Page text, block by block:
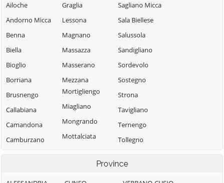
Ailoche
Andorno Micca
Benna
Biella
Bioglio
Borriana
Brusnengo
Callabiana
Camandona
Camburzano
Campiglia Cervo
Graglia
Lessona
Magnano
Massazza
Masserano
Mezzana
Mortigliengo
Miagliano
Mongrando
Mottalciata
Muzzano
Occhieppo
Sagliano Micca
Sala Biellese
Salussola
Sandigliano
Sordevolo
Sostegno
Strona
Tavigliano
Ternengo
Tollegno
Torrazzo
Valdengo
Province